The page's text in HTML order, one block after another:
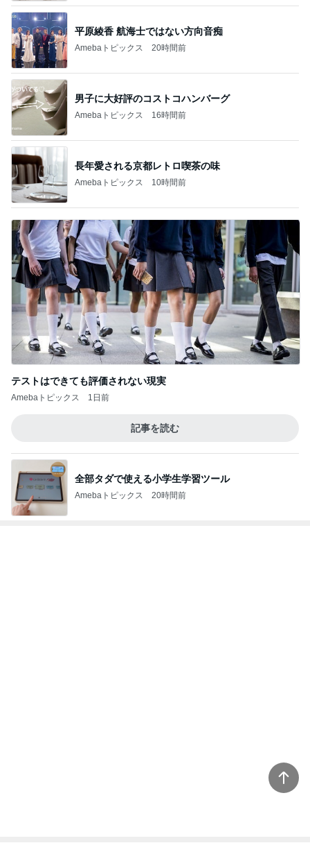
平原綾香 航海士ではない方向音痴
Amebaトピックス 20時間前
男子に大好評のコストコハンバーグ
Amebaトピックス 16時間前
長年愛される京都レトロ喫茶の味
Amebaトピックス 10時間前
テストはできても評価されない現実
Amebaトピックス 1日前
記事を読む
全部タダで使える小学生学習ツール
Amebaトピックス 20時間前